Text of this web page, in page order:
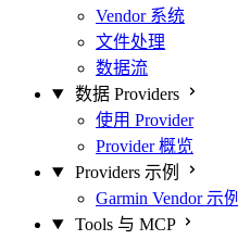
Vendor 系统
文件处理
数据流
数据 Providers
使用 Provider
Provider 概览
Providers 示例
Garmin Vendor 示例
Tools 与 MCP